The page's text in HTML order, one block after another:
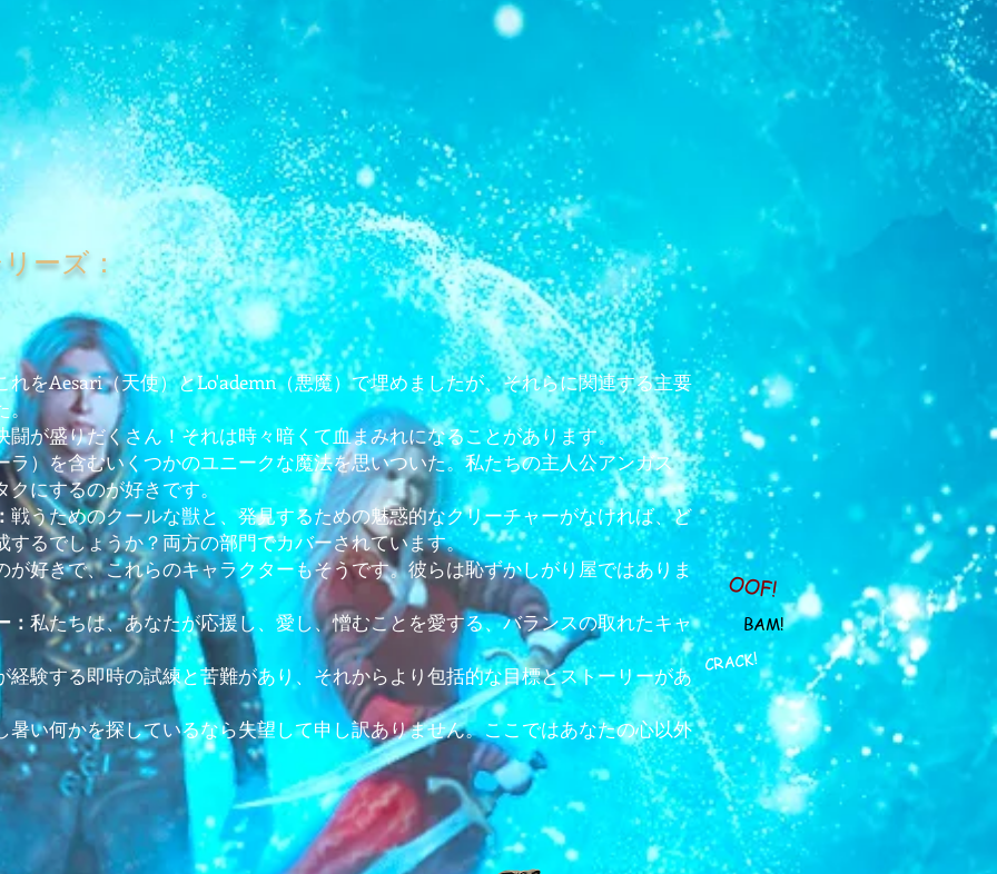
ーズ：
れをAesari（天使）とLo'ademn（悪魔）で埋めましたが、それらに関連する主要
。
闘が盛りだくさん！それは時々暗くて血まみれになることがあります。
ラ）を含むいくつかのユニークな魔法を思いついた。私たちの主人公アンガス
にするのが好きです。
戦うためのクールな獣と、発見するための魅惑的なクリーチャーがなければ、ど
るでしょうか？両方の部門でカバーされています。
が好きで、これらのキャラクターもそうです。彼らは恥ずかしがり屋ではありま
： 私たちは、あなたが応援し、愛し、憎むことを愛する、バランスの取れたキャ
経験する即時の試練と苦難があり、それからより包括的な目標とストーリーがあ
暑い何かを探しているなら失望して申し訳ありません。ここではあなたの心以外
CRACK!
OOF!
BAM!